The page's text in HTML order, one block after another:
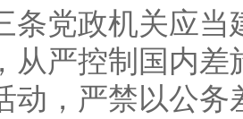
党政机关应当
从严控制国内
动，严禁以公